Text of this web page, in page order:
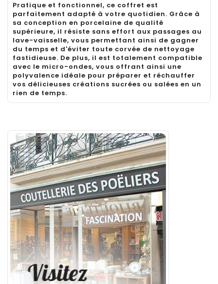
Pratique et fonctionnel, ce coffret est
parfaitement adapté à votre quotidien. Grâce à
sa conception en porcelaine de qualité
supérieure, il résiste sans effort aux passages au
lave-vaisselle, vous permettant ainsi de gagner
du temps et d'éviter toute corvée de nettoyage
fastidieuse. De plus, il est totalement compatible
avec le micro-ondes, vous offrant ainsi une
polyvalence idéale pour préparer et réchauffer
vos délicieuses créations sucrées ou salées en un
rien de temps.